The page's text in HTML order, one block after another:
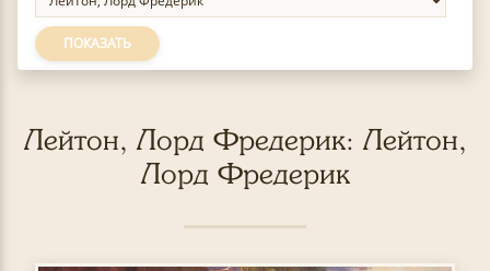
ПОКАЗАТЬ
Лейтон, Лорд Фредерик: Лейтон,
Лорд Фредерик